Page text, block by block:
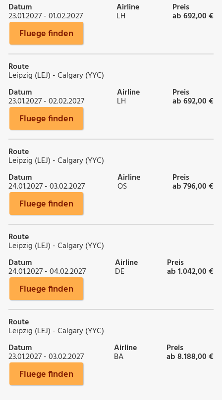
Datum
23.01.2027 - 01.02.2027
Airline
LH
Preis
ab 692,00 €
Fluege finden
Route
Leipzig (LEJ) - Calgary (YYC)
Datum
23.01.2027 - 02.02.2027
Airline
LH
Preis
ab 692,00 €
Fluege finden
Route
Leipzig (LEJ) - Calgary (YYC)
Datum
24.01.2027 - 03.02.2027
Airline
OS
Preis
ab 796,00 €
Fluege finden
Route
Leipzig (LEJ) - Calgary (YYC)
Datum
24.01.2027 - 04.02.2027
Airline
DE
Preis
ab 1.042,00 €
Fluege finden
Route
Leipzig (LEJ) - Calgary (YYC)
Datum
23.01.2027 - 03.02.2027
Airline
BA
Preis
ab 8.188,00 €
Fluege finden